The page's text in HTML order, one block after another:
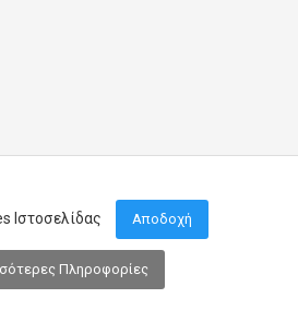
Ιστοσελίδας Αποδοχή
Πληροφορίες
Μενού